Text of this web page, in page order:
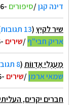
דינה קגן/סיפורים -06/08/2026 16:01
שיר לקיץ(13 תגובות
אריק חבי"ף/שירים -06/08/2026 15:18
מַעְגְּלֵי אַדְווֹת(8 תגובות
שמאי ארמן/שירים -06/08/2026 13:27
חברים יקרים,